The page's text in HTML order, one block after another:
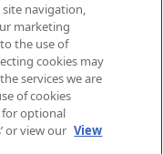
navigation,
marketing
to the use of
cookies may
services we are
of cookies
optional
or view our View